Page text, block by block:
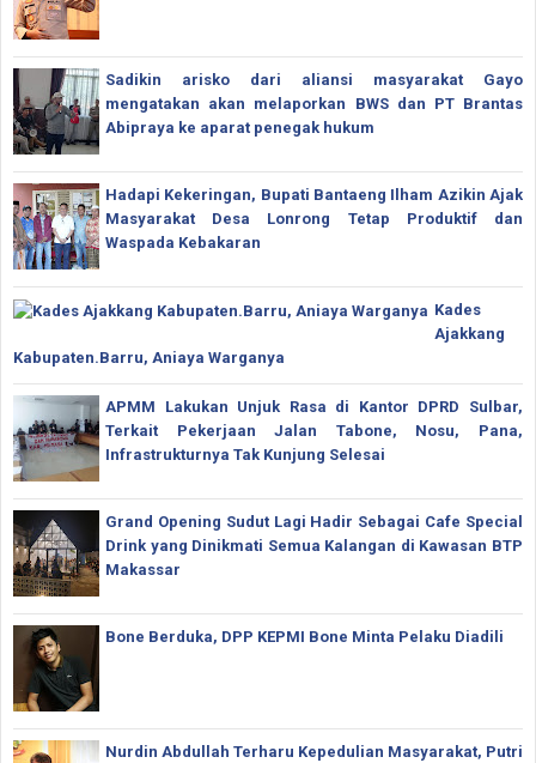
Sadikin arisko dari aliansi masyarakat Gayo
mengatakan akan melaporkan BWS dan PT Brantas
Abipraya ke aparat penegak hukum
Hadapi Kekeringan, Bupati Bantaeng Ilham Azikin Ajak
Masyarakat Desa Lonrong Tetap Produktif dan
Waspada Kebakaran
Kades
Ajakkang
Kabupaten.Barru, Aniaya Warganya
APMM Lakukan Unjuk Rasa di Kantor DPRD Sulbar,
Terkait Pekerjaan Jalan Tabone, Nosu, Pana,
Infrastrukturnya Tak Kunjung Selesai
Grand Opening Sudut Lagi Hadir Sebagai Cafe Special
Drink yang Dinikmati Semua Kalangan di Kawasan BTP
Makassar
Bone Berduka, DPP KEPMI Bone Minta Pelaku Diadili
Nurdin Abdullah Terharu Kepedulian Masyarakat, Putri